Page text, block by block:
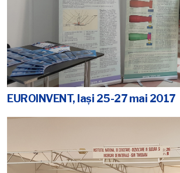
EUROINVENT, Iaşi 25-27 mai 2017